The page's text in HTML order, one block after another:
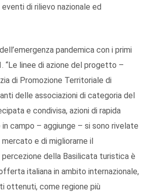
di rilievo nazionale ed
pandemica con i primi
“Le linee di azione del progetto –
di Promozione Territoriale di
delle associazioni di categoria del
e condivisa, azioni di rapida
campo – aggiunge – si sono rivelate
e di migliorarne il
della Basilicata turistica è
italiana in ambito internazionale,
ottenuti, come regione più